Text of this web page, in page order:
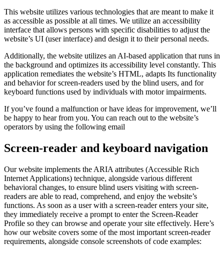
This website utilizes various technologies that are meant to make it
as accessible as possible at all times. We utilize an accessibility
interface that allows persons with specific disabilities to adjust the
website’s UI (user interface) and design it to their personal needs.
Additionally, the website utilizes an AI-based application that runs in
the background and optimizes its accessibility level constantly. This
application remediates the website’s HTML, adapts Its functionality
and behavior for screen-readers used by the blind users, and for
keyboard functions used by individuals with motor impairments.
If you’ve found a malfunction or have ideas for improvement, we’ll
be happy to hear from you. You can reach out to the website’s
operators by using the following email
Screen-reader and keyboard navigation
Our website implements the ARIA attributes (Accessible Rich
Internet Applications) technique, alongside various different
behavioral changes, to ensure blind users visiting with screen-
readers are able to read, comprehend, and enjoy the website’s
functions. As soon as a user with a screen-reader enters your site,
they immediately receive a prompt to enter the Screen-Reader
Profile so they can browse and operate your site effectively. Here’s
how our website covers some of the most important screen-reader
requirements, alongside console screenshots of code examples: